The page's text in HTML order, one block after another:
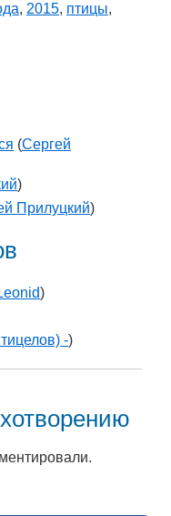
, 2015, птицы,
(Сергей
)
Прилуцкий)
)
-)